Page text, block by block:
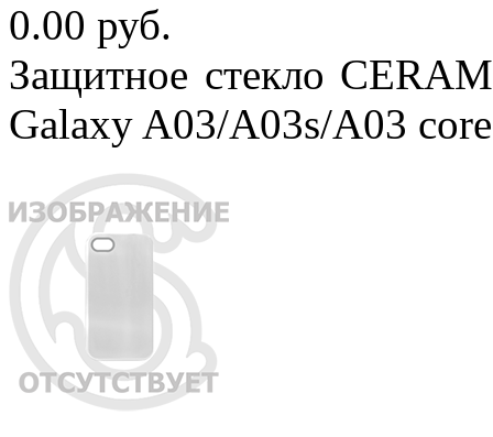
0.00 руб.
Защитное стекло
Galaxy A03/A03s/A03 core